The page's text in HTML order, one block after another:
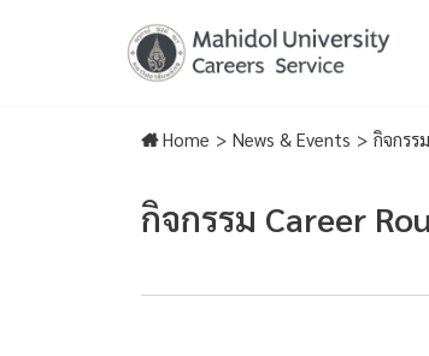
Home > News & Events > กิจกรร
กิจกรรม Career